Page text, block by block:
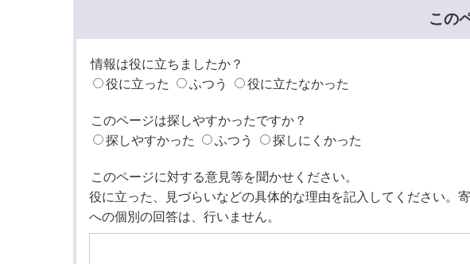
この
情報は役に立ちましたか？
役に立った
ふつう 役に立たなかった
このページは探しやすかったですか？
探しやすかった
ふつう 探しにくかった
このページに対する意見等を聞かせください。
役に立った、見づらいなどの具体的な理由を記入してください。
への個別の回答は、行いません。